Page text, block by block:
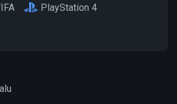
PlayStation 4